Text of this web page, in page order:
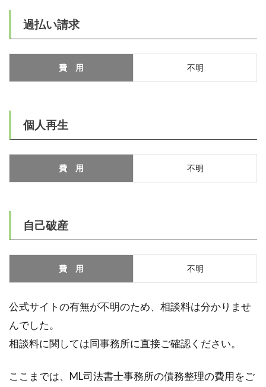
過払い請求
費 用 不明
個人再生
費 用 不明
自己破産
費 用 不明
公式サイトの有無が不明のため、相談料は分かりませ
んでした。
相談料に関しては同事務所に直接ご確認ください。
ここまでは、ML司法書士事務所の債務整理の費用をご